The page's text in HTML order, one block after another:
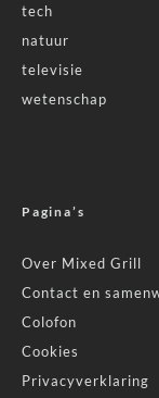
tech
natuur
televisie
wetenschap
Pagina’s
Over Mixed Grill
Contact en
Colofon
Cookies
Privacyverklaring